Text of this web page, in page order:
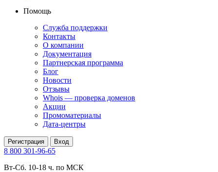
Помощь
Служба поддержки
Контакты
О компании
Документация
Партнерская программа
Блог
Новости
Отзывы
Whois — проверка доменов
Акции
Промоматериалы
Дата-центры
Регистрация Вход
8 800 301-96-65
Вт-Сб. 10-18 ч. по МСК